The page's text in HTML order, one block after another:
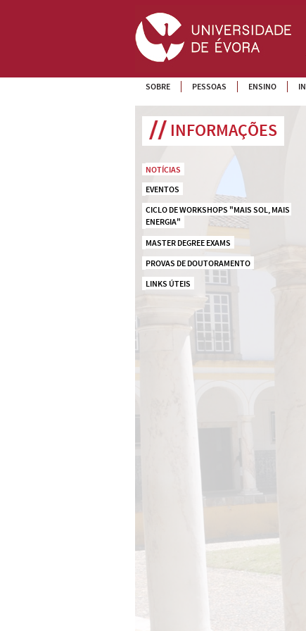
SOBRE PESSOAS ENSINO
INFORMAÇÕES
NOTÍCIAS
EVENTOS
CICLO DE WORKSHOPS "MAIS SOL, MAIS
ENERGIA"
MASTER DEGREE EXAMS
PROVAS DE DOUTORAMENTO
LINKS ÚTEIS